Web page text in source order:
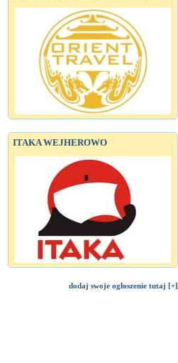
ITAKA WEJHEROWO
dodaj swoje ogłoszenie tutaj [+]